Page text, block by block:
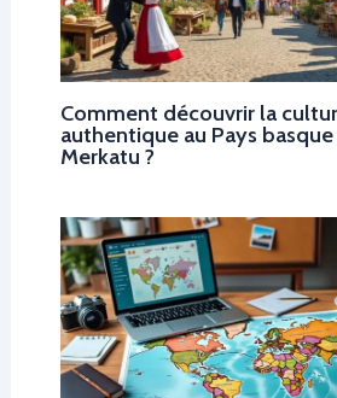
Comment découvrir la
authentique au Pays
Merkatu ?